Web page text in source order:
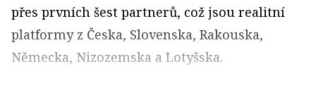
přes prvních šest partnerů, což jsou realitní
platformy z Česka, Slovenska, Rakouska,
Německa, Nizozemska a Lotyšska.